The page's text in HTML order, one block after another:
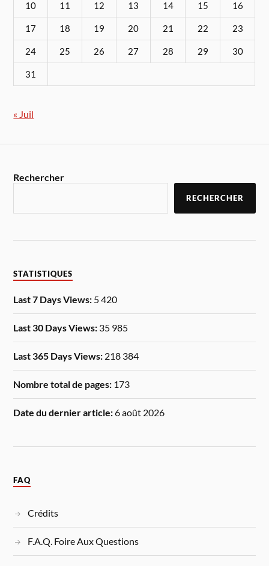
10 11 12 13 14 15 16
17 18 19 20 21 22 23
24 25 26 27 28 29 30
31
« Juil
Rechercher
RECHERCHER
STATISTIQUES
Last 7 Days Views: 5 420
Last 30 Days Views: 35 985
Last 365 Days Views: 218 384
Nombre total de pages: 173
Date du dernier article:6 août 2026
FAQ
Crédits
F.A.Q. Foire Aux Questions